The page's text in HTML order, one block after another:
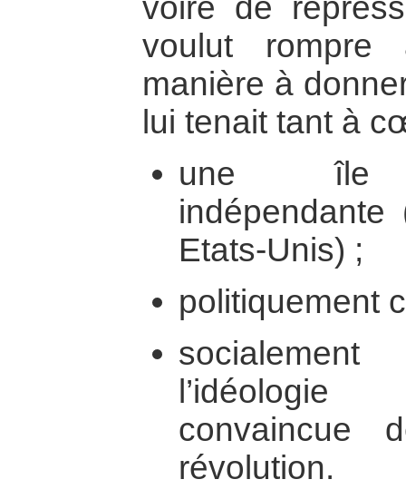
voire de
voulut
manière à
lui tenait tant à
une île
Etats-Unis) ;
politiquement
convaincue
révolution.